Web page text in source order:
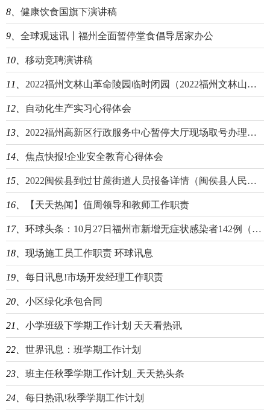
8、 健康饮食国旗下演讲稿
9、 全球观速讯丨福州全面暂停堂食倡导居家办公
10、 移动竞聘演讲稿
11、 2022福州文林山革命陵园临时闭园（2022福州文林山革命陵园临时闭园吗）|世界微动态
12、 自动化生产实习心得体会
13、 2022福州高新区行政服务中心暂停大厅现场取号办理业务-当前速讯
14、 焦点快报!企业安全教育心得体会
15、 2022闽侯县到过甘蔗街道人员报备详情（闽侯县人民政府甘蔗街道办事处）
16、 【天天热闻】值周领导和教师工作职责
17、 环球头条：10月27日福州市新增无症状感染者142例（10月27日福州市新增无症状感染者142例）
18、 现场施工员工作职责 环球讯息
19、 每日讯息!市场开发经理工作职责
20、 小区绿化承包合同
21、 小学班级下学期工作计划 天天看热讯
22、 世界讯息：班学期工作计划
23、 班主任秋季学期工作计划_天天热头条
24、 每日热讯!秋季学期工作计划